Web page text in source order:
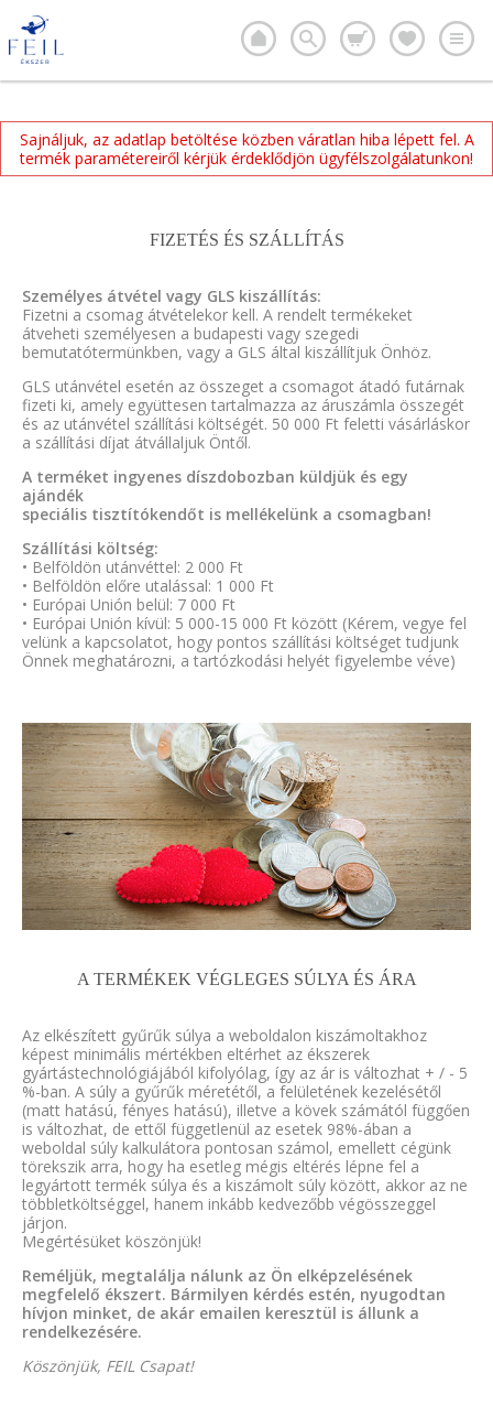
Sajnáljuk, az adatlap betöltése közben váratlan hiba lépett fel. A
termék paramétereiről kérjük érdeklődjön ügyfélszolgálatunkon!
FIZETÉS ÉS SZÁLLÍTÁS
Személyes átvétel vagy GLS kiszállítás:
Fizetni a csomag átvételekor kell. A rendelt termékeket
átveheti személyesen a budapesti vagy szegedi
bemutatótermünkben, vagy a GLS által kiszállítjuk Önhöz.
GLS utánvétel esetén az összeget a csomagot átadó futárnak
fizeti ki, amely együttesen tartalmazza az áruszámla összegét
és az utánvétel szállítási költségét. 50 000 Ft feletti vásárláskor
a szállítási díjat átvállaljuk Öntől.
A terméket ingyenes díszdobozban küldjük és egy
ajándék
speciális tisztítókendőt is mellékelünk a csomagban!
Szállítási költség:
• Belföldön utánvéttel: 2 000 Ft
• Belföldön előre utalással: 1 000 Ft
• Európai Unión belül: 7 000 Ft
• Európai Unión kívül: 5 000-15 000 Ft között (Kérem, vegye fel
velünk a kapcsolatot, hogy pontos szállítási költséget tudjunk
Önnek meghatározni, a tartózkodási helyét figyelembe véve)
A TERMÉKEK VÉGLEGES SÚLYA ÉS ÁRA
Az elkészített gyűrűk súlya a weboldalon kiszámoltakhoz
képest minimális mértékben eltérhet az ékszerek
gyártástechnológiájából kifolyólag, így az ár is változhat + / - 5
%-ban. A súly a gyűrűk méretétől, a felületének kezelésétől
(matt hatású, fényes hatású), illetve a kövek számától függően
is változhat, de ettől függetlenül az esetek 98%-ában a
weboldal súly kalkulátora pontosan számol, emellett cégünk
törekszik arra, hogy ha esetleg mégis eltérés lépne fel a
legyártott termék súlya és a kiszámolt súly között, akkor az ne
többletköltséggel, hanem inkább kedvezőbb végösszeggel
járjon.
Megértésüket köszönjük!
Reméljük, megtalálja nálunk az Ön elképzelésének
megfelelő ékszert. Bármilyen kérdés estén, nyugodtan
hívjon minket, de akár emailen keresztül is állunk a
rendelkezésére.
Köszönjük, FEIL Csapat!